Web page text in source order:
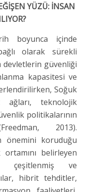
YÜZÜ: İNSAN
boyunca içinde
olarak sürekli
güvenliği
kapasitesi ve
Soğuk
ağları, teknolojik
politikalarının
2013).
önemini koruduğu
belirleyen
çeşitlenmiş ve
hibrit tehditler,